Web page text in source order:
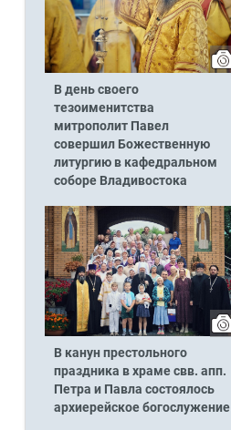
В день своего
тезоименитства
митрополит Павел
совершил Божественную
литургию в кафедральном
соборе Владивостока
В канун престольного
праздника в храме свв. апп.
Петра и Павла состоялось
архиерейское богослужение